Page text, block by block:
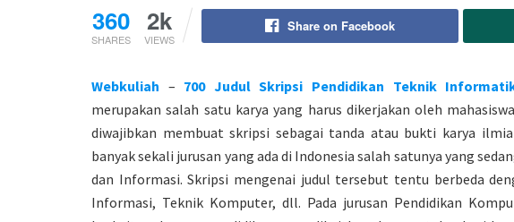
360
SHARES
2k
VIEWS
Share on Facebook
Webkuliah – 700 Judul Skripsi Pendidikan Teknik
merupakan salah satu karya yang harus dikerjakan oleh
diwajibkan membuat skripsi sebagai tanda atau bukti karya
banyak sekali jurusan yang ada di Indonesia salah satunya yang
dan Informasi. Skripsi mengenai judul tersebut tentu berbeda
Informasi, Teknik Komputer, dll. Pada jurusan Pendidikan